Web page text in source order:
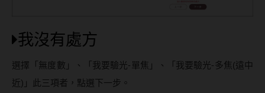
我沒有處方
選擇「無度數」、「我要驗光-單焦」、「我要驗光-多焦(遠中
近)」此三項者，點選下一步。